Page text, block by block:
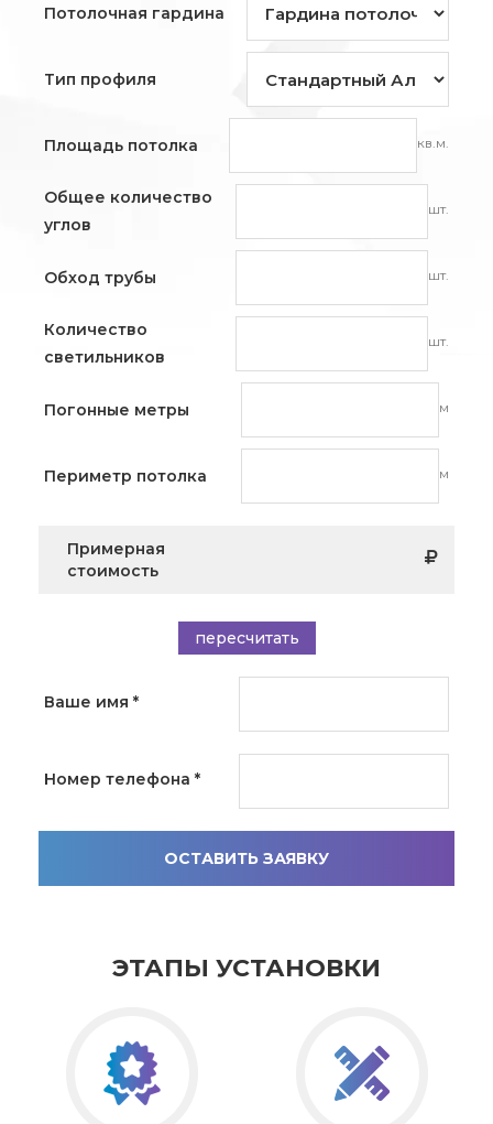
Потолочная гардина
Тип профиля
Площадь потолка кв.м.
Общее количество
углов
шт.
Обход трубы шт.
Количество
светильников
шт.
Погонные метры м
Периметр потолка м
Примерная
стоимость
пересчитать
Ваше имя *
Номер телефона *
ОСТАВИТЬ ЗАЯВКУ
ЭТАПЫ УСТАНОВКИ